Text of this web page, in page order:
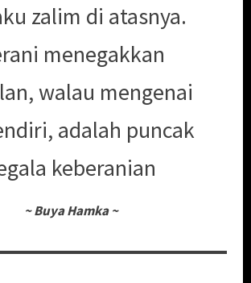
zalim di atasnya.
menegakkan
walau mengenai
adalah puncak
keberanian
~ Buya Hamka ~